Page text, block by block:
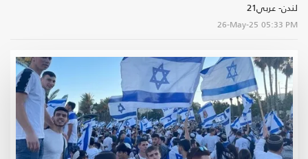
لندن- عربي21
26-May-25 05:33 PM